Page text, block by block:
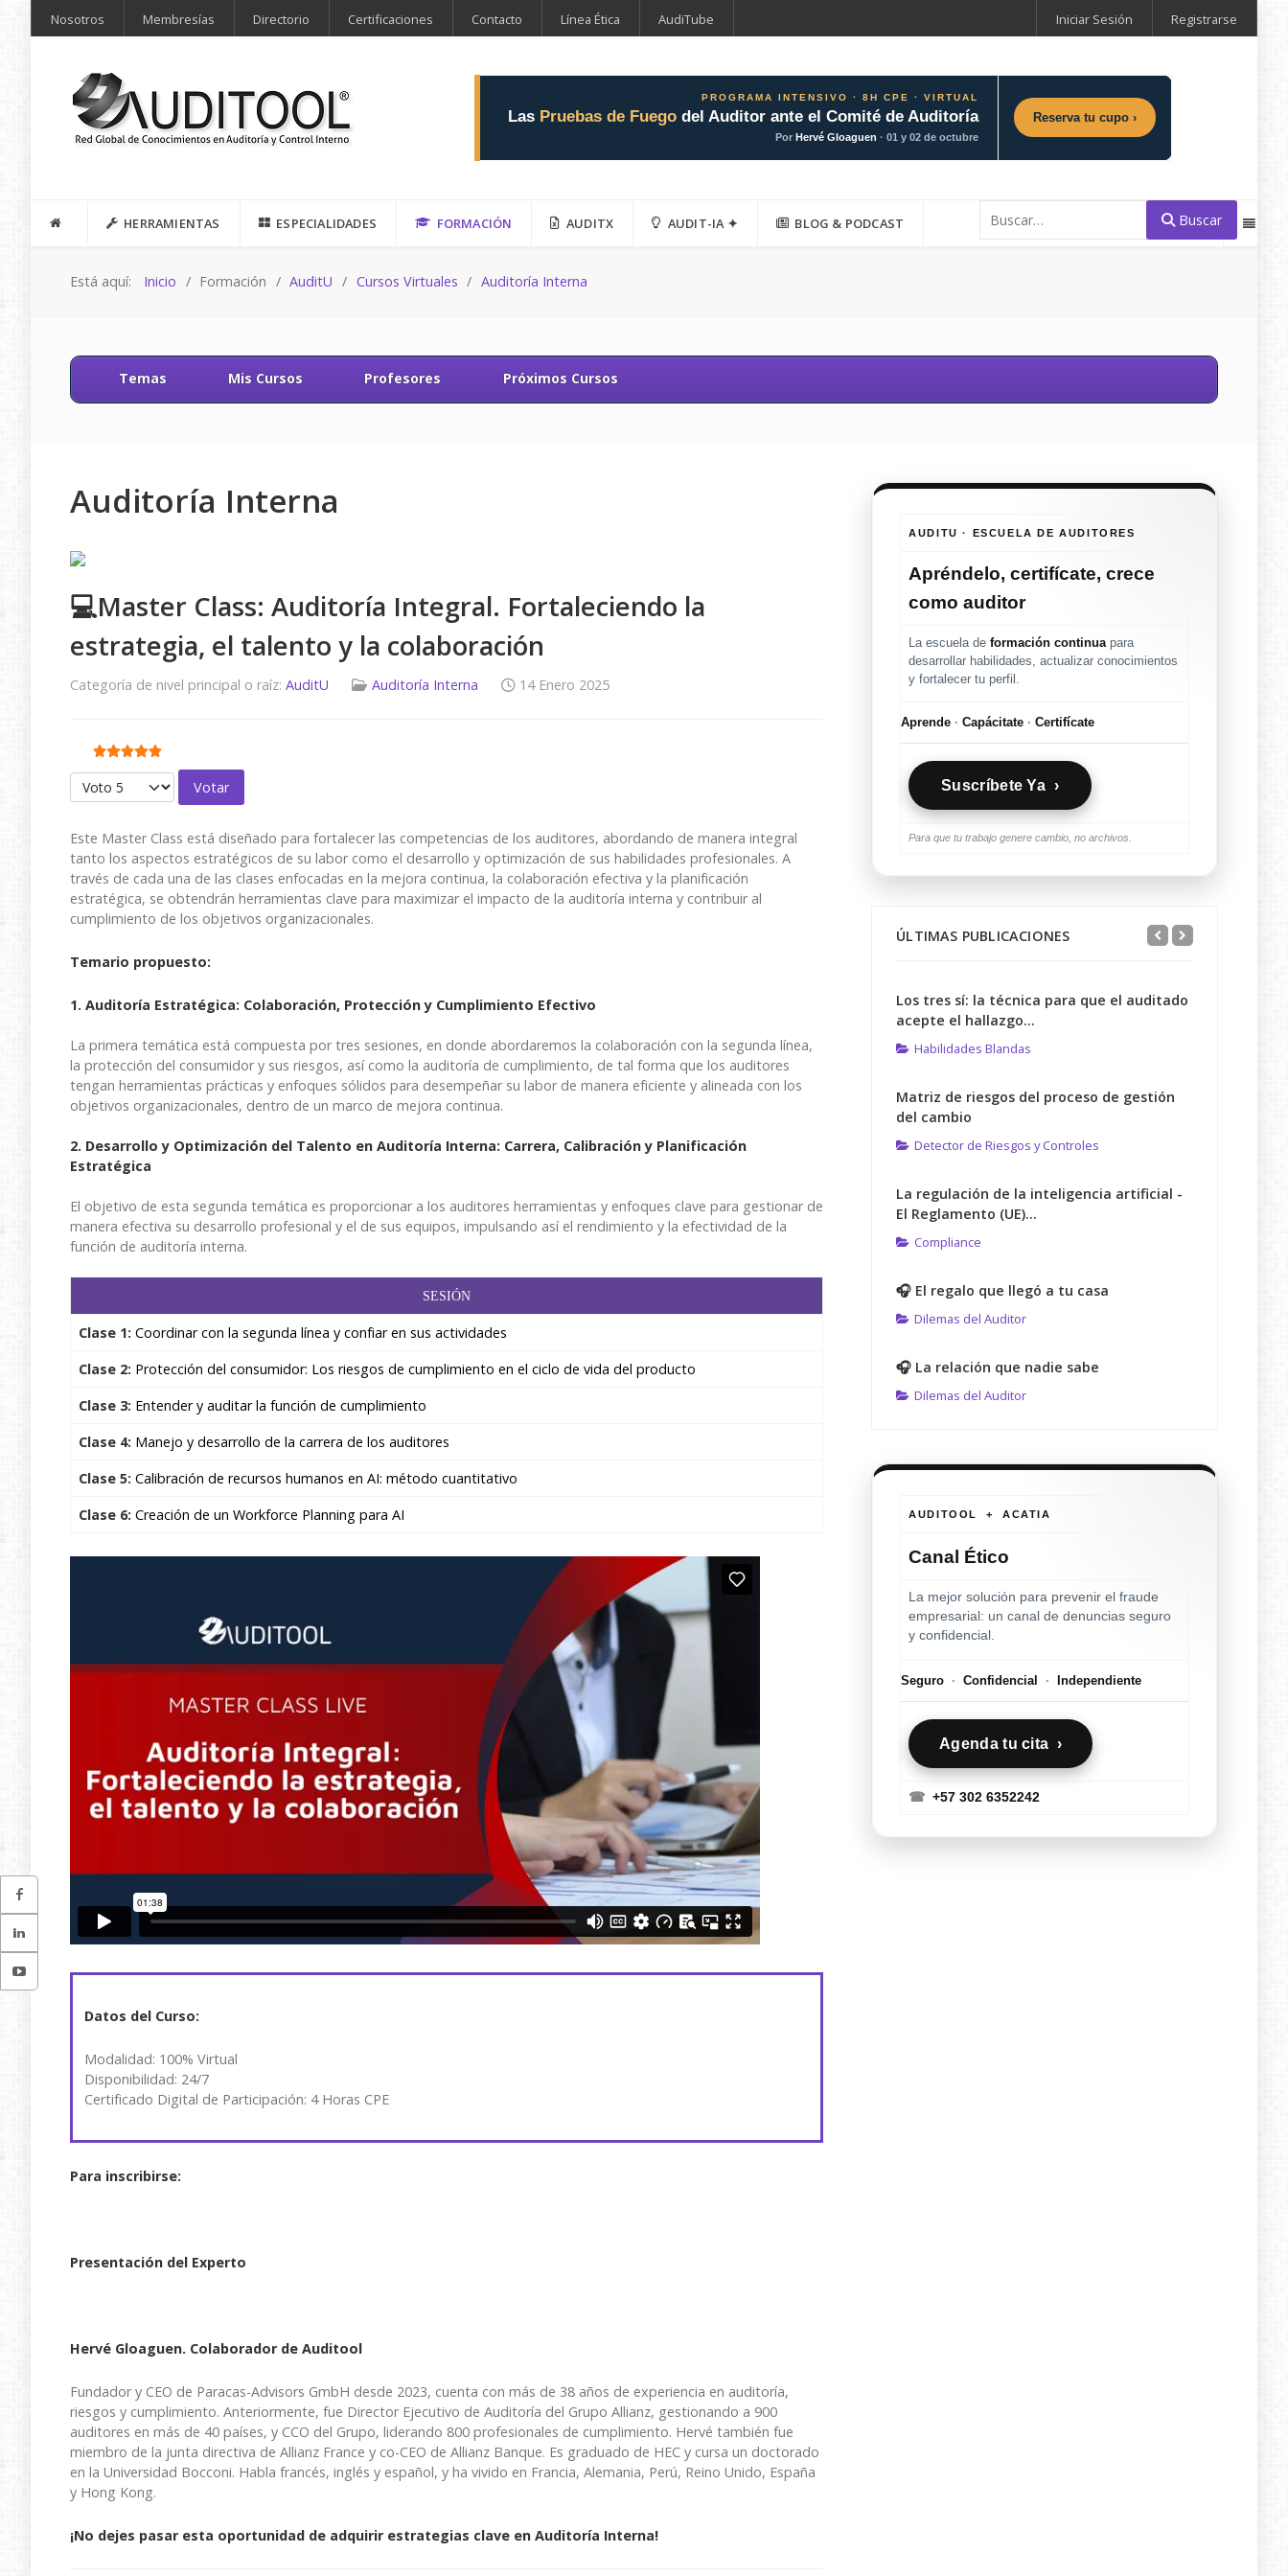
Nosotros Membresías Directorio Certificaciones Contacto Línea Ética AudiTube Iniciar Sesión Registrarse
PROGRAMA INTENSIVO · 8H CPE · VIRTUAL
Las Pruebas de Fuego del Auditor ante el Comité de Auditoría
PorHervé Gloaguen · 01 y 02 de octubre
Reserva tu cupo ›
HERRAMIENTAS ESPECIALIDADES FORMACIÓN AUDITX AUDIT-IA ✦ BLOG & PODCAST Buscar
Está aquí: Inicio Formación AuditU Cursos Virtuales Auditoría Interna
Temas Mis Cursos Profesores Próximos Cursos
Auditoría Interna
💻Master Class: Auditoría Integral. Fortaleciendo la
estrategia, el talento y la colaboración
Categoría de nivel principal o raíz: AuditU Auditoría Interna 14 Enero 2025
Ratio:5/5
Por favor, vote
Este Master Class está diseñado para fortalecer las competencias de los auditores, abordando de manera integral
tanto los aspectos estratégicos de su labor como el desarrollo y optimización de sus habilidades profesionales. A
través de cada una de las clases enfocadas en la mejora continua, la colaboración efectiva y la planificación
estratégica, se obtendrán herramientas clave para maximizar el impacto de la auditoría interna y contribuir al
cumplimiento de los objetivos organizacionales.
Temario propuesto:
1. Auditoría Estratégica: Colaboración, Protección y Cumplimiento Efectivo
La primera temática está compuesta por tres sesiones, en donde abordaremos la colaboración con la segunda línea,
la protección del consumidor y sus riesgos, así como la auditoría de cumplimiento, de tal forma que los auditores
tengan herramientas prácticas y enfoques sólidos para desempeñar su labor de manera eficiente y alineada con los
objetivos organizacionales, dentro de un marco de mejora continua.
2. Desarrollo y Optimización del Talento en Auditoría Interna: Carrera, Calibración y Planificación
Estratégica
El objetivo de esta segunda temática es proporcionar a los auditores herramientas y enfoques clave para gestionar de
manera efectiva su desarrollo profesional y el de sus equipos, impulsando así el rendimiento y la efectividad de la
función de auditoría interna.
SESIÓN
Clase 1: Coordinar con la segunda línea y confiar en sus actividades
Clase 2: Protección del consumidor: Los riesgos de cumplimiento en el ciclo de vida del producto
Clase 3: Entender y auditar la función de cumplimiento
Clase 4: Manejo y desarrollo de la carrera de los auditores
Clase 5: Calibración de recursos humanos en AI: método cuantitativo
Clase 6: Creación de un Workforce Planning para AI
Datos del Curso:
Modalidad: 100% Virtual
Disponibilidad: 24/7
Certificado Digital de Participación: 4 Horas CPE
Para inscribirse:
Presentación del Experto
Hervé Gloaguen. Colaborador de Auditool
Fundador y CEO de Paracas-Advisors GmbH desde 2023, cuenta con más de 38 años de experiencia en auditoría,
riesgos y cumplimiento. Anteriormente, fue Director Ejecutivo de Auditoría del Grupo Allianz, gestionando a 900
auditores en más de 40 países, y CCO del Grupo, liderando 800 profesionales de cumplimiento. Hervé también fue
miembro de la junta directiva de Allianz France y co-CEO de Allianz Banque. Es graduado de HEC y cursa un doctorado
en la Universidad Bocconi. Habla francés, inglés y español, y ha vivido en Francia, Alemania, Perú, Reino Unido, España
y Hong Kong.
¡No dejes pasar esta oportunidad de adquirir estrategias clave en Auditoría Interna!
AUDITU · ESCUELA DE AUDITORES
Apréndelo, certifícate, crece
como auditor
La escuela deformación continua para
desarrollar habilidades, actualizar conocimientos
y fortalecer tu perfil.
Aprende · Capácitate · Certifícate
Suscríbete Ya ›
Para que tu trabajo genere cambio, no archivos.
ÚLTIMAS PUBLICACIONES
Los tres sí: la técnica para que el auditado
acepte el hallazgo...
Habilidades Blandas
Matriz de riesgos del proceso de gestión
del cambio
Detector de Riesgos y Controles
La regulación de la inteligencia artificial -
El Reglamento (UE)...
Compliance
🎧 El regalo que llegó a tu casa
Dilemas del Auditor
🎧 La relación que nadie sabe
Dilemas del Auditor
AUDITOOL + ACATIA
Canal Ético
La mejor solución para prevenir el fraude
empresarial: un canal de denuncias seguro
y confidencial.
Seguro · Confidencial · Independiente
Agenda tu cita ›
☎ +57 302 6352242